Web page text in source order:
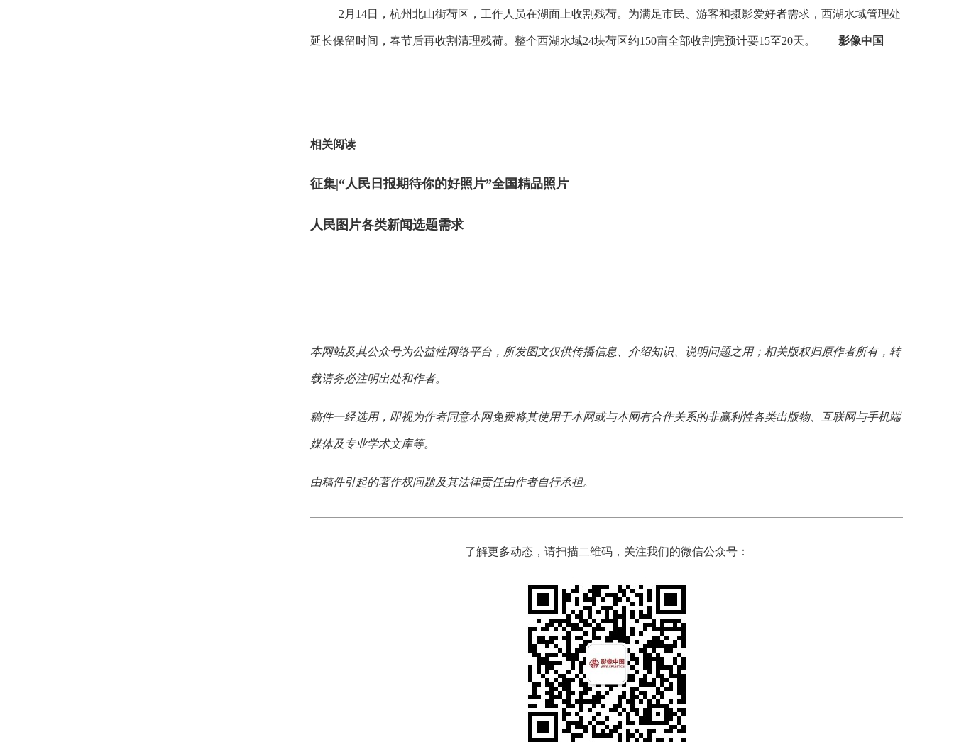
2月14日，杭州北山街荷区，工作人员在湖面上收割残荷。为满足市民、游客和摄影爱好者需求，西湖水域管理处
延长保留时间，春节后再收割清理残荷。整个西湖水域24块荷区约150亩全部收割完预计要15至20天。 影像中国
相关阅读
征集|“人民日报期待你的好照片”全国精品照片
人民图片各类新闻选题需求
本网站及其公众号为公益性网络平台，所发图文仅供传播信息、介绍知识、说明问题之用；相关版权归原作者所有，转
载请务必注明出处和作者。
稿件一经选用，即视为作者同意本网免费将其使用于本网或与本网有合作关系的非赢利性各类出版物、互联网与手机端
媒体及专业学术文库等。
由稿件引起的著作权问题及其法律责任由作者自行承担。
了解更多动态，请扫描二维码，关注我们的微信公众号：